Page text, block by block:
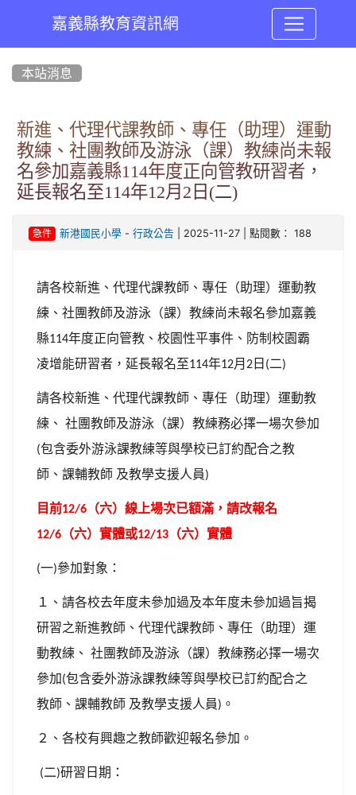
嘉義縣教育資訊網
本站消息
新進、代理代課教師、專任（助理）運動
教練、社團教師及游泳（課）教練尚未報
名參加嘉義縣114年度正向管教研習者，
延長報名至114年12月2日(二)
急件 新港國民小學- 行政公告 | 2025-11-27 | 點閱數： 188
請各校新進、代理代課教師、專任（助理）運動教
練、社團教師及游泳（課）教練尚未報名參加嘉義
縣114年度正向管教、校園性平事件、防制校園霸
凌增能研習者，延長報名至114年12月 2 日 (二)
請各校新進、代理代課教師、專任（助理）運動教
練、 社團教師及游泳（課）教練務必擇一場次參加
(包含委外游泳課教練等與學校已訂約配合之教
師、課輔教師 及教學支援人員)
目前12/6 （六）線上場次已額滿，請改報名
12/6 （六）實體或12/13 （六）實體
(一)參加對象：
１、請各校去年度未參加過及本年度未參加過旨揭
研習之新進教師、代理代課教師、專任（助理）運
動教練、 社團教師及游泳（課）教練務必擇一場次
參加(包含委外游泳課教練等與學校已訂約配合之
教師、課輔教師 及教學支援人員) 。
２、各校有興趣之教師歡迎報名參加。
(二)研習日期：